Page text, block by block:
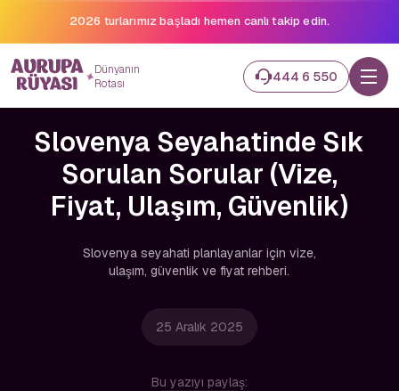
2026 turlarımız başladı hemen canlı takip edin.
Dünyanın
Rotası
444 6 550
Slovenya Seyahatinde Sık
Sorulan Sorular (Vize,
Fiyat, Ulaşım, Güvenlik)
Slovenya seyahati planlayanlar için vize,
ulaşım, güvenlik ve fiyat rehberi.
25 Aralık 2025
Bu yazıyı paylaş: